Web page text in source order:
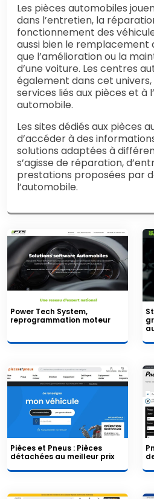
Les pièces automobiles
dans l’entretien, la
fonctionnement des
aussi bien le remplacement
que l’amélioration ou la
d’une voiture. Les centres
également dans cet
services liés aux pièces et à
automobile.
Les sites dédiés aux pièces
d’accéder à des
solutions adaptées à
s’agisse de réparation,
prestations proposées par
l’automobile.
Power Tech System,
reprogrammation moteur
Pièces et Pneus : Pièces
détachées au meilleur prix